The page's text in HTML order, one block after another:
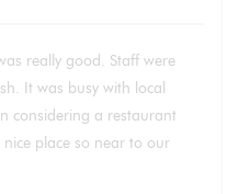
really good. Staff were
It was busy with local
considering a restaurant
place so near to our